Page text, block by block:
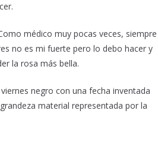
médico muy pocas veces, siempre
no es mi fuerte pero lo debo hacer y
la rosa más bella.
negro con una fecha inventada
material representada por la